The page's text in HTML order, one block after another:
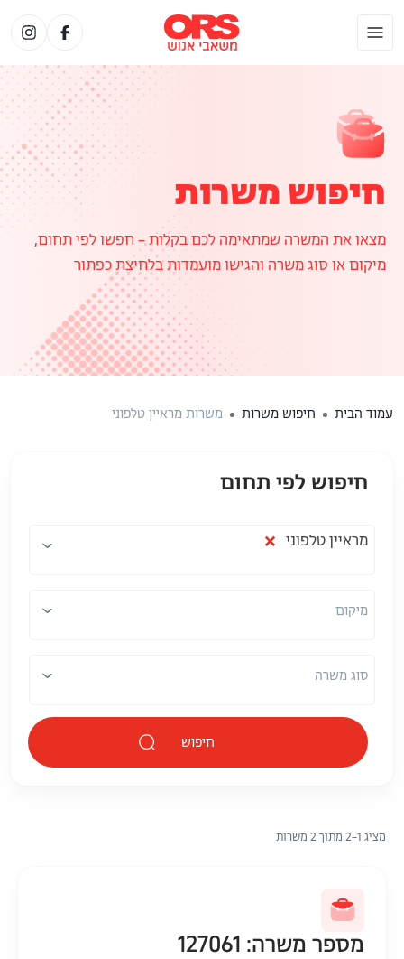
חיפוש משרות
מצאו את המשרה שמתאימה לכם בקלות – חפשו לפי תחום,
מיקום או סוג משרה והגישו מועמדות בלחיצת כפתור
עמוד הבית חיפוש משרות משרות מראיין טלפוני
חיפוש לפי תחום
× מראיין טלפוני
מיקום
סוג משרה
חיפוש
מציג 1–2 מתוך 2 משרות
מספר משרה: 127061